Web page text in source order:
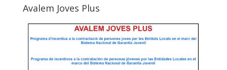
Avalem Joves Plus